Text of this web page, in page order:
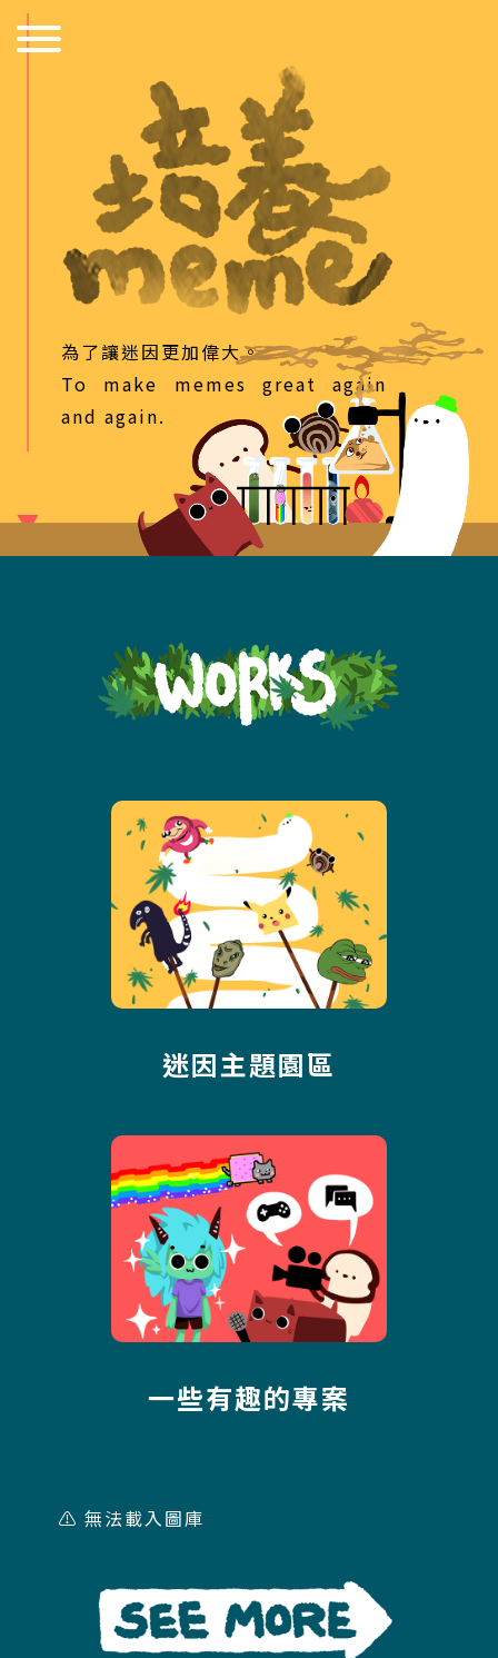
為了讓迷因更加偉大。
To make memes great again
and again.
迷因主題園區
一些有趣的專案
⚠️ 無法載入圖庫